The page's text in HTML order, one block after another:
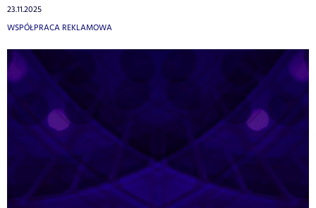
23.11.2025
WSPÓŁPRACA REKLAMOWA